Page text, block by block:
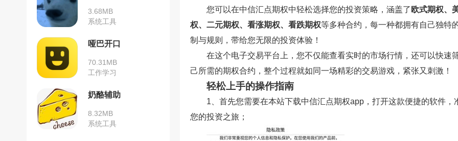
3.68MB
系统工具
哑巴开口
70.31MB
工作学习
奶酪辅助
8.32MB
系统工具
您可以在中信汇点期权中轻松选择您的投资策略，涵盖了 欧式期权、
权、二元期权、看涨期权、看跌期权等多种合约，每一种都拥有自己独特
制与规则，带给您无限的投资体验！
在这个电子交易平台上，您不仅能查看实时的市场行情，还可以快速
己所需的期权合约，整个过程就如同一场精彩的交易游戏，紧张又刺激！
轻松上手的操作指南
1、首先您需要在本站下载中信汇点期权app，打开这款便捷的软件，
您的投资之旅；